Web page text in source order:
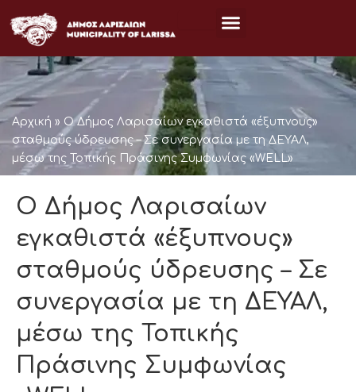
στο
περιεχόμενο
Αρχική » Ο Δήμος Λαρισαίων εγκαθιστά «έξυπνους»
σταθμούς ύδρευσης – Σε συνεργασία με τη ΔΕΥΑΛ,
μέσω της Τοπικής Πράσινης Συμφωνίας «WELL»
Ο Δήμος Λαρισαίων
εγκαθιστά «έξυπνους»
σταθμούς ύδρευσης – Σε
συνεργασία με τη ΔΕΥΑΛ,
μέσω της Τοπικής
Πράσινης Συμφωνίας